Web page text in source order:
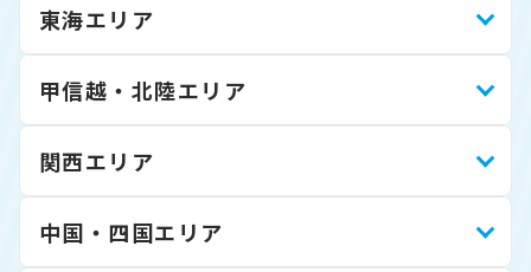
東海エリア
甲信越・北陸エリア
関西エリア
中国・四国エリア